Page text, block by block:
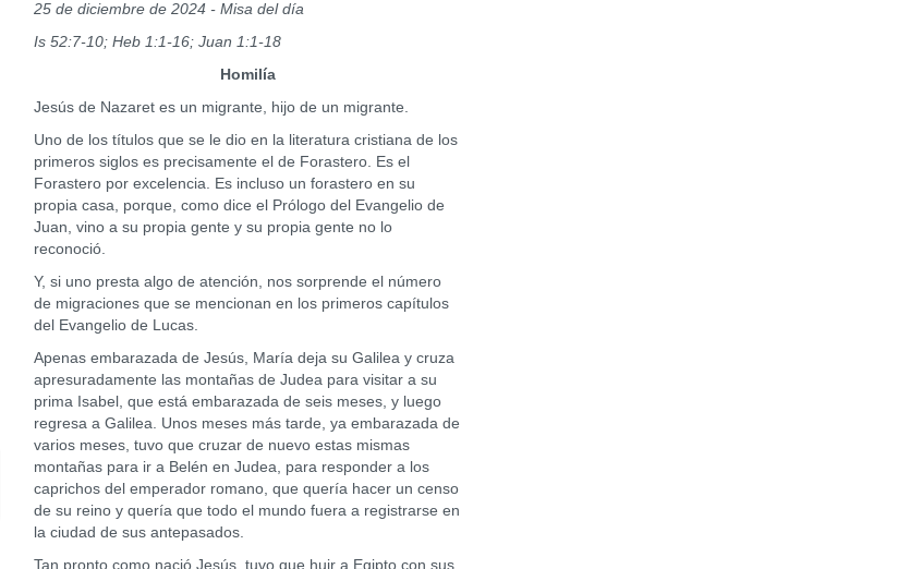
25 de diciembre de 2024 - Misa del día
Is 52:7-10; Heb 1:1-16; Juan 1:1-18
Homilía
Jesús de Nazaret es un migrante, hijo de un migrante.
Uno de los títulos que se le dio en la literatura cristiana de los
primeros siglos es precisamente el de Forastero. Es el
Forastero por excelencia. Es incluso un forastero en su
propia casa, porque, como dice el Prólogo del Evangelio de
Juan, vino a su propia gente y su propia gente no lo
reconoció.
Y, si uno presta algo de atención, nos sorprende el número
de migraciones que se mencionan en los primeros capítulos
del Evangelio de Lucas.
Apenas embarazada de Jesús, María deja su Galilea y cruza
apresuradamente las montañas de Judea para visitar a su
prima Isabel, que está embarazada de seis meses, y luego
regresa a Galilea. Unos meses más tarde, ya embarazada de
varios meses, tuvo que cruzar de nuevo estas mismas
montañas para ir a Belén en Judea, para responder a los
caprichos del emperador romano, que quería hacer un censo
de su reino y quería que todo el mundo fuera a registrarse en
la ciudad de sus antepasados.
Tan pronto como nació Jesús, tuvo que huir a Egipto con sus